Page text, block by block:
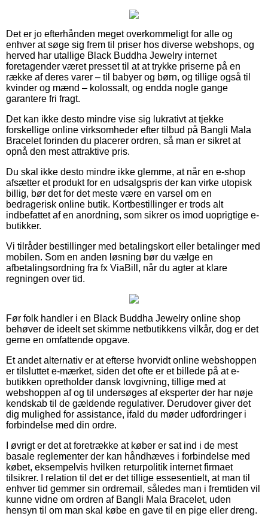
Det er jo efterhånden meget overkommeligt for alle og
enhver at søge sig frem til priser hos diverse webshops, og
herved har utallige Black Buddha Jewelry internet
foretagender været presset til at at trykke priserne på en
række af deres varer – til babyer og børn, og tillige også til
kvinder og mænd – kolossalt, og endda nogle gange
garantere fri fragt.
Det kan ikke desto mindre vise sig lukrativt at tjekke
forskellige online virksomheder efter tilbud på Bangli Mala
Bracelet forinden du placerer ordren, så man er sikret at
opnå den mest attraktive pris.
Du skal ikke desto mindre ikke glemme, at når en e-shop
afsætter et produkt for en udsalgspris der kan virke utopisk
billig, bør det for det meste være en varsel om en
bedragerisk online butik. Kortbestillinger er trods alt
indbefattet af en anordning, som sikrer os imod uoprigtige e-
butikker.
Vi tilråder bestillinger med betalingskort eller betalinger med
mobilen. Som en anden løsning bør du vælge en
afbetalingsordning fra fx ViaBill, når du agter at klare
regningen over tid.
Før folk handler i en Black Buddha Jewelry online shop
behøver de ideelt set skimme netbutikkens vilkår, dog er det
gerne en omfattende opgave.
Et andet alternativ er at efterse hvorvidt online webshoppen
er tilsluttet e-mærket, siden det ofte er et billede på at e-
butikken opretholder dansk lovgivning, tillige med at
webshoppen af og til undersøges af eksperter der har nøje
kendskab til de gældende regulativer. Derudover giver det
dig mulighed for assistance, ifald du møder udfordringer i
forbindelse med din ordre.
I øvrigt er det at foretrække at køber er sat ind i de mest
basale reglementer der kan håndhæves i forbindelse med
købet, eksempelvis hvilken returpolitik internet firmaet
tilsikrer. I relation til det er det tillige essesentielt, at man til
enhver tid gemmer sin ordremail, således man i fremtiden vil
kunne vidne om ordren af Bangli Mala Bracelet, uden
hensyn til om man skal købe en gave til en pige eller dreng.